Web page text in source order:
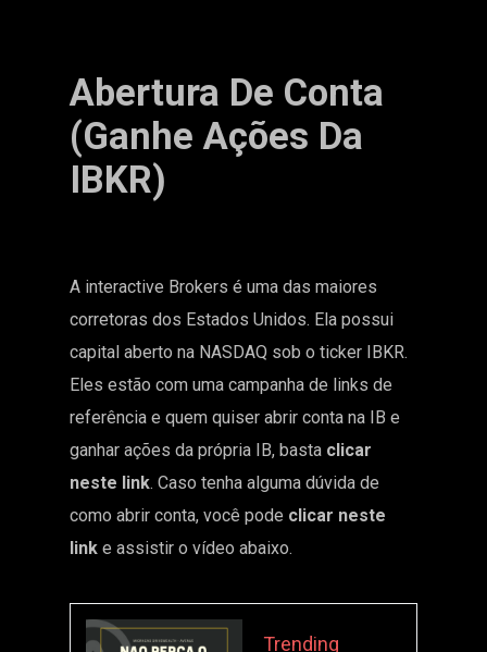
Abertura De Conta
(ganhe Ações Da
IBKR)
A interactive Brokers é uma das maiores
corretoras dos Estados Unidos. Ela possui
capital aberto na NASDAQ sob o ticker IBKR.
Eles estão com uma campanha de links de
referência e quem quiser abrir conta na IB e
ganhar ações da própria IB, basta clicar
neste link.Caso tenha alguma dúvida de
como abrir conta, você pode clicar neste
link e assistir o vídeo abaixo.
Trending